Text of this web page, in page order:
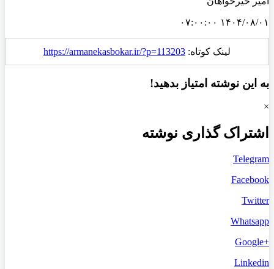
۱۴۰۴/۰۸/۰۱ ۰۷:۰۰:۰۰
لینک کوتاه: https://armanekasbokar.ir/?p=113203
به این نوشته امتیاز بدهید!
×
اشتراک گذاری نوشته
Telegram
Facebook
Twitter
Whatsapp
+Google
Linkedin